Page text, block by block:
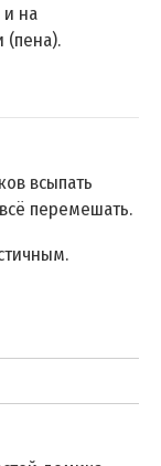
и на
(пена).
всыпать
перемешать.